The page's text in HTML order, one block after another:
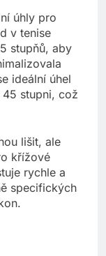
úhly pro
v tenise
stupňů, aby
ideální úhel
stupni, což
lišit, ale
křížové
rychle a
specifických